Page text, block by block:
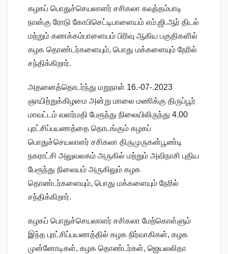
கழகப் பொதுச்செயலாளர் சசிகலா கவுந்தம்பாடி
நான்கு ரோடு கோபிசெட்டிபாளையம் எம்.ஜி.ஆர் திடல்
மற்றும் கணக்கம்பாளையம் பிரிவு ஆகிய பகுதிகளில்
கழக தொண்டர்களையும், பொது மக்களையும் நேரில்
சந்திக்கிறார்.
அதனைத்தொடர்ந்து மறுநாள் 16.-07-.2023
ஞாயிற்றுக்கிழமை அன்று மாலை மணிக்கு திருப்பூர்
மாவட்டம் வளர்மதி பேரூந்து நிலையிலிருந்து 4.00
புரட்சிப்பயணத்தை தொடங்கும் கழகப்
பொதுச்செயலாளர் சசிகலா திருமுருகன்பூண்டி
நகராட்சி அலுவலகம் அருகில் மற்றும் அவிநாசி புதிய
பேரூந்து நிலையம் அருகிலும் கழக
தொண்டர்களையும், பொது மக்களையும் நேரில்
சந்திக்கிறார்.
கழகப் பொதுச்செயலாளர் சசிகலா மேற்கொள்ளும்
இந்த புரட்சிப்பயணத்தில் கழக நிர்வாகிகள், கழக
முன்னோடிகள், கழக தொண்டர்கள், ஜெயலலிதா